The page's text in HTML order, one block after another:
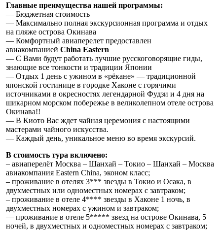
Главные преимущества нашей программы:
— Бюджетная стоимость
— Максимально полная экскурсионная программа и отдых
на пляже острова Окинава
— Комфортный авиаперелет предоставлен
авиакомпанией China Eastern
— С Вами будут работать лучшие русскоговорящие гиды,
знающие все тонкости и традиции Японии
— Отдых 1 день с ужином в «рёкане» — традиционной
японской гостинице в городке Хаконе с горячими
источниками в окресностях легендарной Фудзи и 4 дня на
шикарном морском побережье в великолепном отеле острова
Окинава!!
— В Киото Вас ждет чайная церемония с настоящими
мастерами чайного искусства.
— Каждый день, уникальное меню во время экскурсий.
В стоимость тура включено:
– авиаперелёт Москва – Шанхай – Токио – Шанхай – Москва
авиакомпания Eastern China, эконом класс;
– проживание в отелях 3*** звезды в Токио и Осака, в
двухместных или одноместных номерах с завтраком;
– проживание в отеле 4**** звезды в Хаконе 1 ночь, в
двухместных номерах с ужином и завтраком;
— проживание в отеле 5***** звезд на острове Окинава, 5
ночей, в двухместных и одноместных номерах с завтраком;